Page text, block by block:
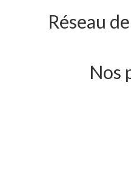
Réseau
Nos